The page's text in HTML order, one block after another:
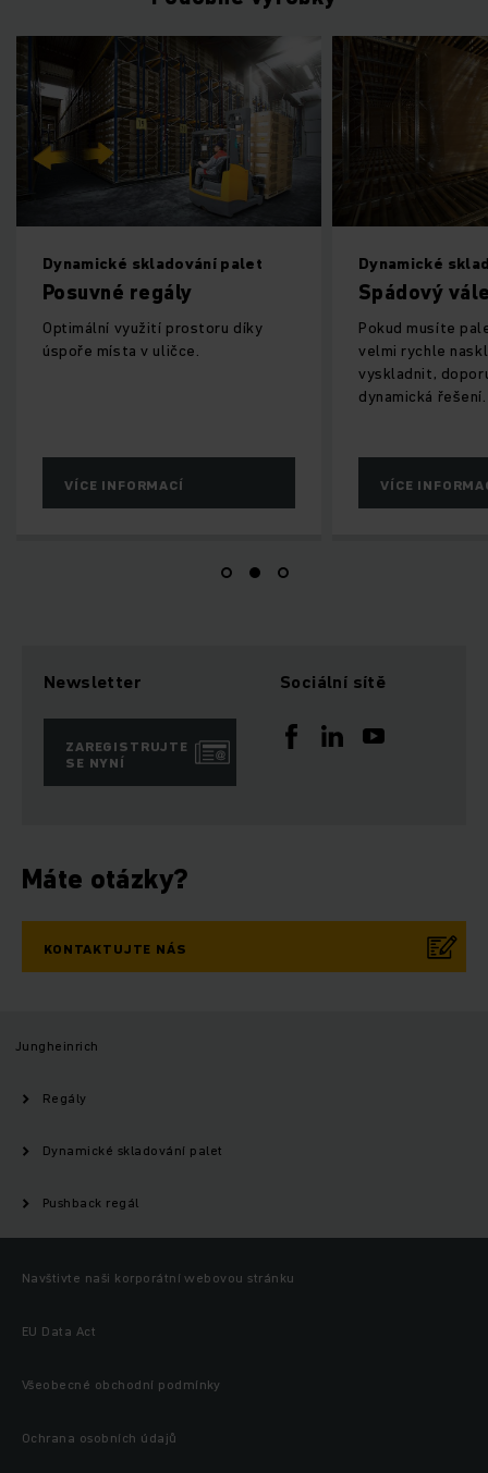
Dynamické skladování palet
Posuvné regály
Optimální využití prostoru díky
úspoře místa v uličce.
VÍCE INFORMACÍ
Dynamické
Spádový
Pokud musíte
velmi rychle
vyskladnit,
dynamická řešení.
VÍCE
Newsletter
ZAREGISTRUJTE
SE NYNÍ
Sociální sítě
Máte otázky?
KONTAKTUJTE NÁS
Jungheinrich
Regály
Dynamické skladování palet
Pushback regál
Navštivte naši korporátní webovou stránku
EU Data Act
Všeobecné obchodní podmínky
Ochrana osobních údajů